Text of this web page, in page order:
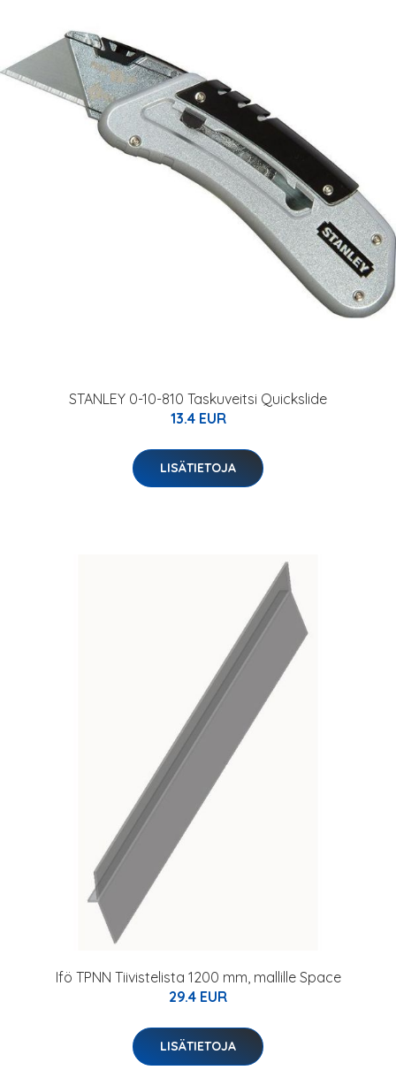
STANLEY 0-10-810 Taskuveitsi Quickslide
13.4 EUR
LISÄTIETOJA
Ifö TPNN Tiivistelista 1200 mm, mallille Space
29.4 EUR
LISÄTIETOJA